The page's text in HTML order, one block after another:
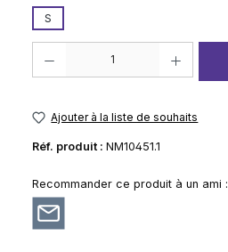
S
Ajouter à la liste de souhaits
Réf. produit : NM10451.1
Recommander ce produit à un ami :